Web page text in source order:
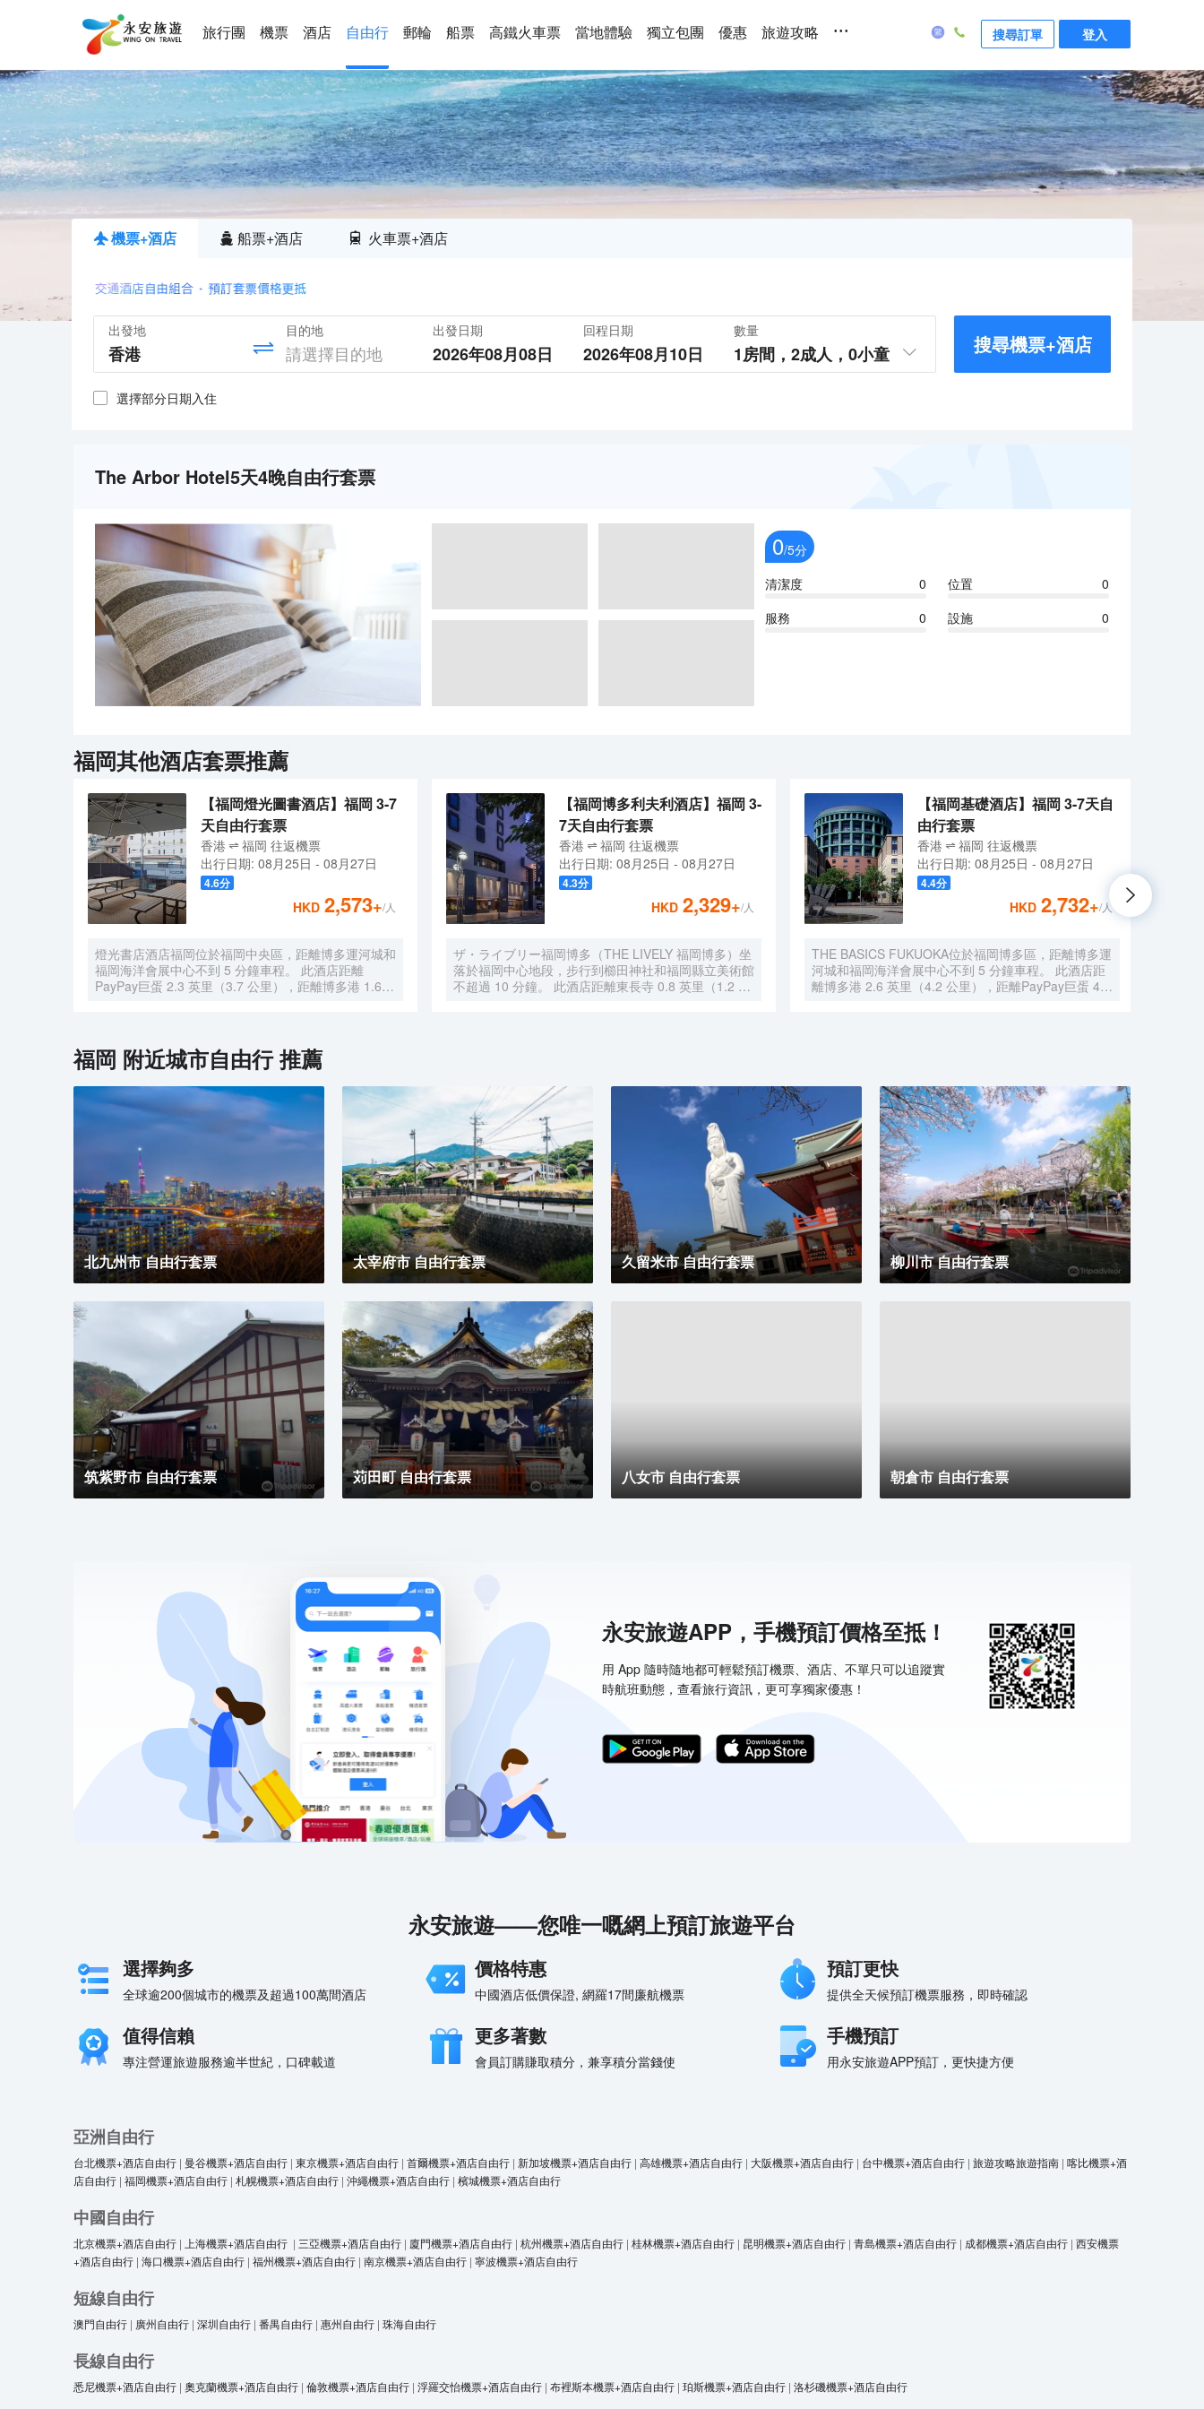
旅行團 機票 酒店 自由行 郵輪 船票 高鐵火車票 當地體驗 獨立包團 優惠 旅遊攻略 ... 搜尋訂單 登入
機票+酒店 船票+酒店 火車票+酒店
出發地 目的地 出發日期
2026年08月08日
回程日期
2026年08月10日
數量
1房間， 2成人， 0小童 搜尋機票+酒店
選擇部分日期入住
The Arbor Hotel5天4晚自由行套票
0/5分
清潔度
0 位置
0
服務
0 設施 0
福岡其他酒店套票推薦
【福岡燈光圖書酒店】福岡 3-7
天自由行套票
香港 福岡 往返機票
出行日期: 08月25日 - 08月27日
4.6分
HKD 2,573+/人
燈光書店酒店福岡位於福岡中央區，距離博多運河城和
福岡海洋會展中心不到 5 分鐘車程。 此酒店距離
PayPay巨蛋 2.3 英里（3.7 公里），距離博多港 1.6
特色服務/設施包括24 小時前台服務、行李寄存和洗衣
設施。 酒店有 104 間客房，提供平板電視。提供免費
無線網絡，方便您與朋友保持聯繫。配備獨立的浴缸和
淋浴的私人浴室提供免費洗浴用品和吹風機。便利設施
包括電熱水壺和遮光窗簾；而且每天提供客房服務。
【福岡博多利夫利酒店】福岡 3-
7天自由行套票
香港 福岡 往返機票
出行日期: 08月25日 - 08月27日
4.3分
HKD 2,329+/人
ザ・ライブリー福岡博多（THE LIVELY 福岡博多）坐
落於福岡中心地段，步行到櫛田神社和福岡縣立美術館
不超過 10 分鐘。 此酒店距離東長寺 0.8 英里（1.2 公
天後，不妨去酒吧/酒廊輕鬆一下。每天 7:00 至 9:30
提供收費的即點即煮早餐。 特色服務/設施包括24 小時
商務中心、24 小時前台服務和多語言服務。計劃在福
岡舉辦活動？這家酒店擁有 150 平方米（1615 平方英
尺）的空間，包括會議中心和2 間會議室。酒店提供收
費自助停車。 有 224 間特色裝修的客房定能讓您在旅
途中找到家的舒適。提供免費無線網絡，方便您與朋友
保持聯繫；數碼頻道可滿足您的娛樂需求。浴室提供淋
浴設施、免費洗浴用品和坐浴桶。便利設施包括保險
箱，而且按要求提供提供客房服務
【福岡基礎酒店】福岡 3-7天自
由行套票
香港 福岡 往返機票
出行日期: 08月25日 - 08月27日
4.4分
HKD 2,732+/人
THE BASICS FUKUOKA位於福岡博多區，距離博多運
河城和福岡海洋會展中心不到 5 分鐘車程。 此酒店距
離博多港 2.6 英里（4.2 公里），距離PayPay巨蛋 4.9
存。酒店提供停車設施（車位有限）。 有 238 間客房
提供冰箱和平板電視；您定能在旅途中找到家的舒適。
提供免費無線網絡，方便您與朋友保持聯繫。浴室提供
免費洗浴用品和坐浴桶。便利設施包括保險箱和茶具/
咖啡用具。
福岡 附近城市自由行 推薦
北九州市 自由行套票 太宰府市 自由行套票 久留米市 自由行套票 柳川市 自由行套票
筑紫野市 自由行套票 苅田町 自由行套票 八女市 自由行套票 朝倉市 自由行套票
永安旅遊APP，手機預訂價格至抵！
用 App 隨時隨地都可輕鬆預訂機票、酒店、不單只可以追蹤實
時航班動態，查看旅行資訊，更可享獨家優惠！
永安旅遊——您唯一嘅網上預訂旅遊平台
選擇夠多
全球逾200個城市的機票及超過100萬間酒店
價格特惠
中國酒店低價保證, 網羅17間廉航機票
預訂更快
提供全天候預訂機票服務，即時確認
值得信賴
專注營運旅遊服務逾半世紀，口碑載道
更多著數
會員訂購賺取積分，兼享積分當錢使
手機預訂
用永安旅遊APP預訂，更快捷方便
亞洲自由行
台北機票+酒店自由行 | 曼谷機票+酒店自由行 | 東京機票+酒店自由行 | 首爾機票+酒店自由行 | 新加坡機票+酒店自由行 | 高雄機票+酒店自由行 | 大阪機票+酒店自由行 | 台中機票+酒店自由行 | 旅遊攻略旅遊指南 | 喀比機票+酒
店自由行 | 福岡機票+酒店自由行 | 札幌機票+酒店自由行 | 沖繩機票+酒店自由行 | 檳城機票+酒店自由行
中國自由行
北京機票+酒店自由行 | 上海機票+酒店自由行 | 三亞機票+酒店自由行 | 廈門機票+酒店自由行 | 杭州機票+酒店自由行 | 桂林機票+酒店自由行 | 昆明機票+酒店自由行 | 青島機票+酒店自由行 | 成都機票+酒店自由行 | 西安機票
+酒店自由行 | 海口機票+酒店自由行 | 福州機票+酒店自由行 | 南京機票+酒店自由行 | 寧波機票+酒店自由行
短線自由行
澳門自由行 | 廣州自由行 | 深圳自由行 | 番禺自由行 | 惠州自由行 | 珠海自由行
長線自由行
悉尼機票+酒店自由行 | 奧克蘭機票+酒店自由行 | 倫敦機票+酒店自由行 | 浮羅交怡機票+酒店自由行 | 布裡斯本機票+酒店自由行 | 珀斯機票+酒店自由行 | 洛杉磯機票+酒店自由行